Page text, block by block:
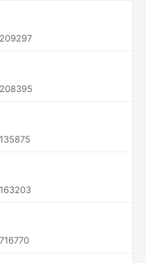
209297
208395
135875
163203
716770